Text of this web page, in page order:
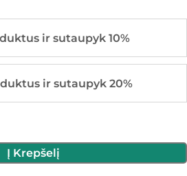
ir sutaupyk 10%
ir sutaupyk 20%
Į Krepšelį